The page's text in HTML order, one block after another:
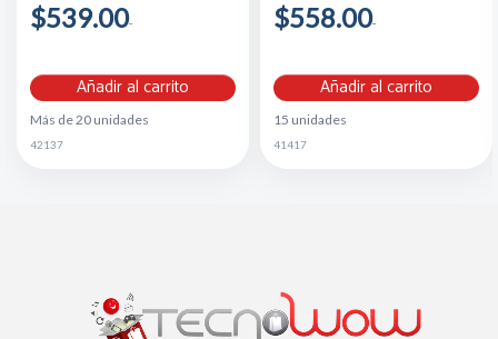
$539.00
Añadir al carrito
Más de 20 unidades
42137
$558.00
Añadir al carrito
15 unidades
41417